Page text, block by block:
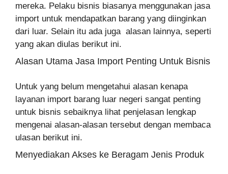
mereka. Pelaku bisnis biasanya menggunakan jasa
import untuk mendapatkan barang yang diinginkan
dari luar. Selain itu ada juga alasan lainnya, seperti
yang akan diulas berikut ini.
Alasan Utama Jasa Import Penting Untuk Bisnis
Untuk yang belum mengetahui alasan kenapa
layanan import barang luar negeri sangat penting
untuk bisnis sebaiknya lihat penjelasan lengkap
mengenai alasan-alasan tersebut dengan membaca
ulasan berikut ini.
Menyediakan Akses ke Beragam Jenis Produk